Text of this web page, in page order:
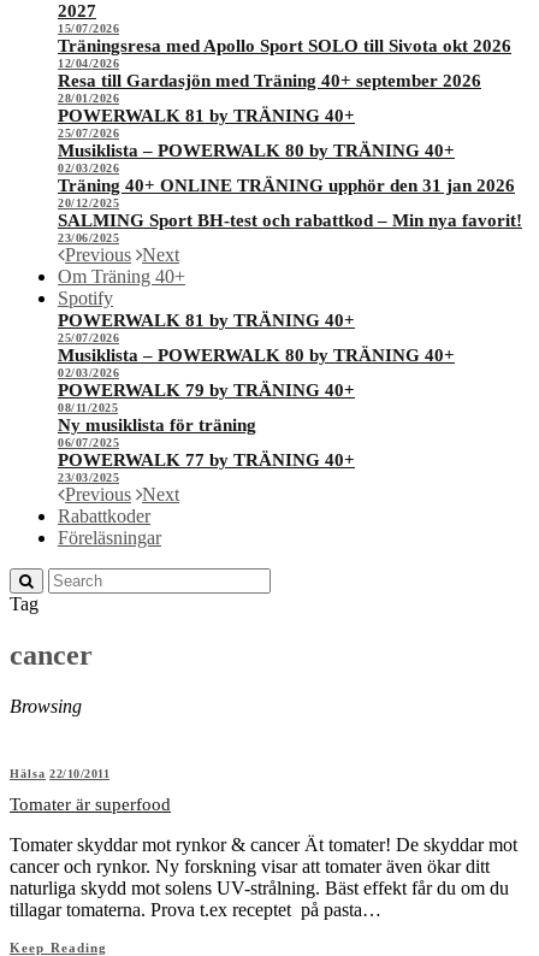
2027
15/07/2026
Träningsresa med Apollo Sport SOLO till Sivota okt 2026
12/04/2026
Resa till Gardasjön med Träning 40+ september 2026
28/01/2026
POWERWALK 81 by TRÄNING 40+
25/07/2026
Musiklista – POWERWALK 80 by TRÄNING 40+
02/03/2026
Träning 40+ ONLINE TRÄNING upphör den 31 jan 2026
20/12/2025
SALMING Sport BH-test och rabattkod – Min nya favorit!
23/06/2025
Previous Next
Om Träning 40+
Spotify
POWERWALK 81 by TRÄNING 40+
25/07/2026
Musiklista – POWERWALK 80 by TRÄNING 40+
02/03/2026
POWERWALK 79 by TRÄNING 40+
08/11/2025
Ny musiklista för träning
06/07/2025
POWERWALK 77 by TRÄNING 40+
23/03/2025
Previous Next
Rabattkoder
Föreläsningar
Tag
cancer
Browsing
Hälsa 22/10/2011
Tomater är superfood
Tomater skyddar mot rynkor & cancer Ät tomater! De skyddar mot
cancer och rynkor. Ny forskning visar att tomater även ökar ditt
naturliga skydd mot solens UV-strålning. Bäst effekt får du om du
tillagar tomaterna. Prova t.ex receptet på pasta…
Keep Reading